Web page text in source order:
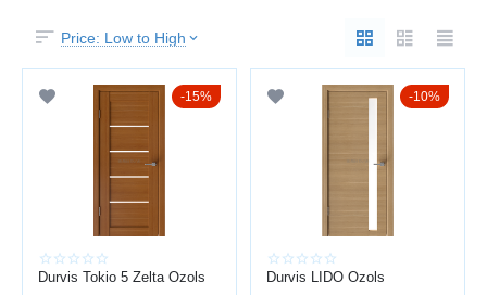
Papildus varat apskatīt arīieejas durvis metāla durvis
KĀ IZVĒLĒTIES IEKŠDURVIS
Izvēloties iekšdurvis, svarīgi ņemt vērā:
telpas dizainu un krāsu
durvju izmērus
materiālu (lamināts, MDF, koks, stikls)
skaņas izolāciju
furnitūras kvalitāti
Laminētās durvis ir ekonomisks risinājums, savukārt koka durvis
Price: Low to High
15%
Durvis Tokio 5 Zelta Ozols
10%
Durvis LIDO Ozols